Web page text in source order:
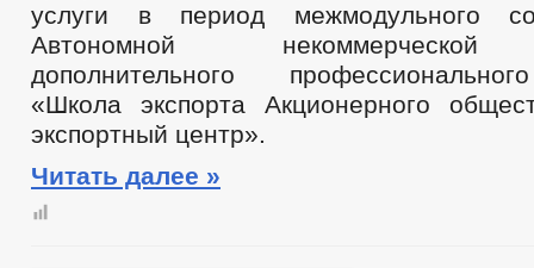
услуги в период межмодульного
Автономной некоммерческой
дополнительного
«Школа экспорта Акционерного
экспортный центр».
Читать далее »